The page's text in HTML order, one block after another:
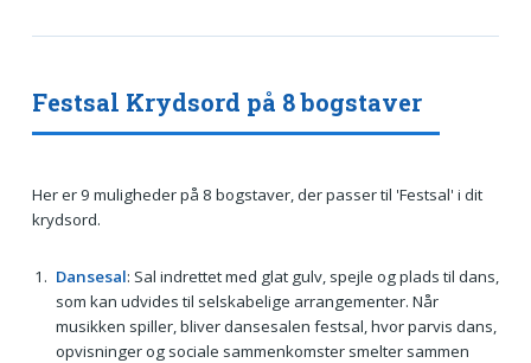
Festsal Krydsord på 8 bogstaver
Her er 9 muligheder på 8 bogstaver, der passer til 'Festsal' i dit
krydsord.
Dansesal: Sal indrettet med glat gulv, spejle og plads til dans,
som kan udvides til selskabelige arrangementer. Når
musikken spiller, bliver dansesalen festsal, hvor parvis dans,
opvisninger og sociale sammenkomster smelter sammen